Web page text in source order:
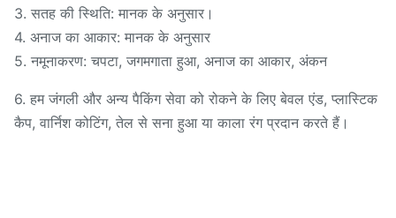
3. सतह की स्थिति: मानक के अनुसार।
4. अनाज का आकार: मानक के अनुसार
5. नमूनाकरण: चपटा, जगमगाता हुआ, अनाज का आकार, अंकन
6. हम जंगली और अन्य पैकिंग सेवा को रोकने के लिए बेवल एंड, प्लास्टिक
कैप, वार्निश कोटिंग, तेल से सना हुआ या काला रंग प्रदान करते हैं।